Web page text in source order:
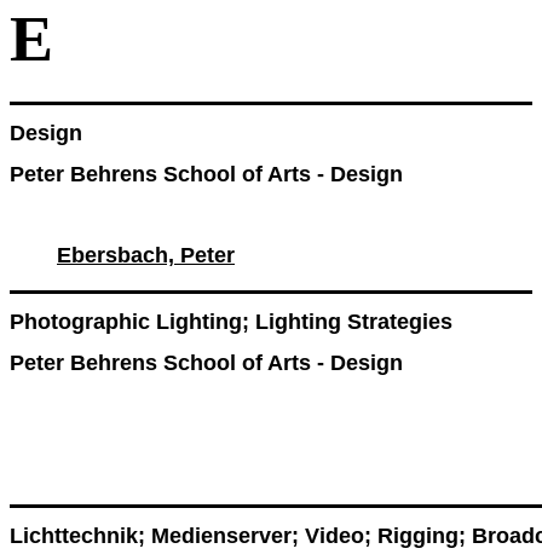
E
Design
Peter Behrens School of Arts - Design
Ebersbach, Peter
Photographic Lighting; Lighting Strategies
Peter Behrens School of Arts - Design
Lichttechnik; Medienserver; Video; Rigging;